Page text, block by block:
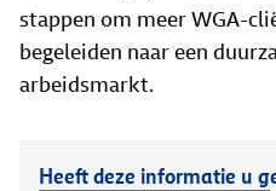
stappen om meer WGA-
begeleiden naar een
arbeidsmarkt.
Heeft deze informatie u